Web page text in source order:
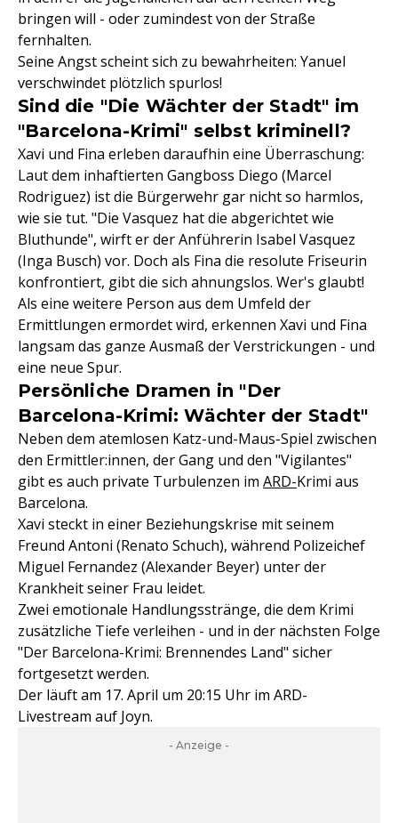
bringen will - oder zumindest von der Straße
fernhalten.
Seine Angst scheint sich zu bewahrheiten: Yanuel
verschwindet plötzlich spurlos!
Sind die "Die Wächter der Stadt" im
"Barcelona-Krimi" selbst kriminell?
Xavi und Fina erleben daraufhin eine Überraschung:
Laut dem inhaftierten Gangboss Diego (Marcel
Rodriguez) ist die Bürgerwehr gar nicht so harmlos,
wie sie tut. "Die Vasquez hat die abgerichtet wie
Bluthunde", wirft er der Anführerin Isabel Vasquez
(Inga Busch) vor. Doch als Fina die resolute Friseurin
konfrontiert, gibt die sich ahnungslos. Wer's glaubt!
Als eine weitere Person aus dem Umfeld der
Ermittlungen ermordet wird, erkennen Xavi und Fina
langsam das ganze Ausmaß der Verstrickungen - und
eine neue Spur.
Persönliche Dramen in "Der
Barcelona-Krimi: Wächter der Stadt"
Neben dem atemlosen Katz-und-Maus-Spiel zwischen
den Ermittler:innen, der Gang und den "Vigilantes"
gibt es auch private Turbulenzen im ARD-Krimi aus
Barcelona.
Xavi steckt in einer Beziehungskrise mit seinem
Freund Antoni (Renato Schuch), während Polizeichef
Miguel Fernandez (Alexander Beyer) unter der
Krankheit seiner Frau leidet.
Zwei emotionale Handlungsstränge, die dem Krimi
zusätzliche Tiefe verleihen - und in der nächsten Folge
"Der Barcelona-Krimi: Brennendes Land" sicher
fortgesetzt werden.
Der läuft am 17. April um 20:15 Uhr im ARD-
Livestream auf Joyn.
- Anzeige -